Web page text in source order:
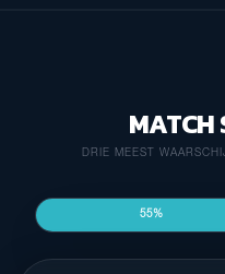
MATCH
DRIE MEEST
55%